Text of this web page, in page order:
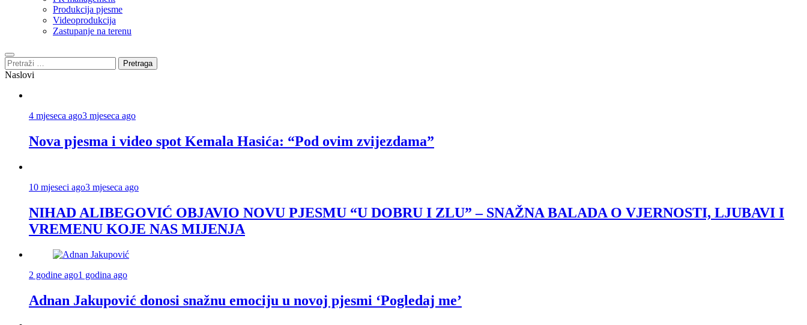
Produkcija pjesme
Videoprodukcija
Zastupanje na terenu
Pretraga:
Naslovi
4 mjeseca ago3 mjeseca ago
Nova pjesma i video spot Kemala Hasića: “Pod ovim zvijezdama”
10 mjeseci ago3 mjeseca ago
NIHAD ALIBEGOVIĆ OBJAVIO NOVU PJESMU “U DOBRU I ZLU” – SNAŽNA BALADA O VJERNOSTI, LJUBAVI I
VREMENU KOJE NAS MIJENJA
2 godine ago1 godina ago
Adnan Jakupović donosi snažnu emociju u novoj pjesmi ‘Pogledaj me’